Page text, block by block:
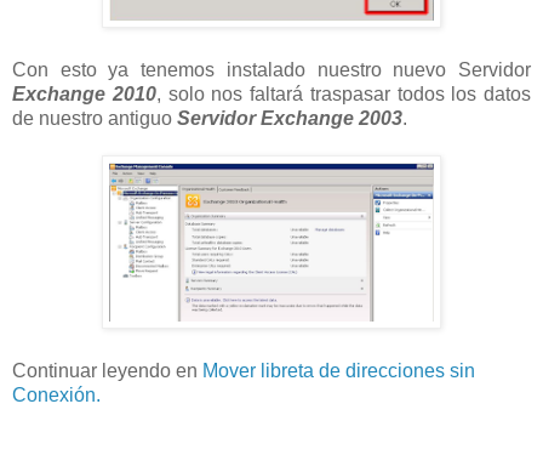
Con esto ya tenemos instalado nuestro nuevo Servidor
Exchange 2010, solo nos faltará traspasar todos los datos
de nuestro antiguo Servidor Exchange 2003.
Continuar leyendo en Mover libreta de direcciones sin
Conexión.